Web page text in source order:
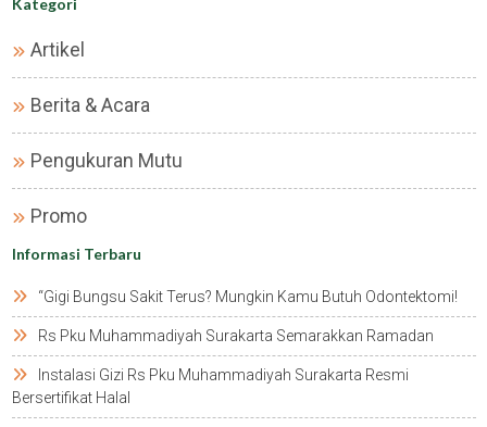
Kategori
Artikel
Berita & Acara
Pengukuran Mutu
Promo
Informasi Terbaru
“gigi Bungsu Sakit Terus? Mungkin Kamu Butuh Odontektomi!
Rs Pku Muhammadiyah Surakarta Semarakkan Ramadan
Instalasi Gizi Rs Pku Muhammadiyah Surakarta Resmi
Bersertifikat Halal